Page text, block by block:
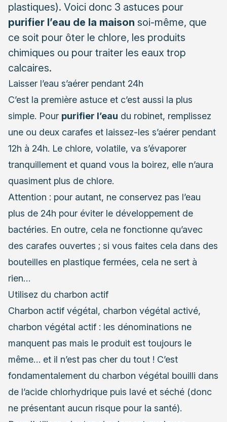
plastiques). Voici donc 3 astuces pour
purifier l’eau de la maison soi-même, que
ce soit pour ôter le chlore, les produits
chimiques ou pour traiter les eaux trop
calcaires.
Laisser l’eau s’aérer pendant 24h
C’est la première astuce et c’est aussi la plus
simple. Pour purifier l’eau du robinet, remplissez
une ou deux carafes et laissez-les s’aérer pendant
12h à 24h. Le chlore, volatile, va s’évaporer
tranquillement et quand vous la boirez, elle n’aura
quasiment plus de chlore.
Attention : pour autant, ne conservez pas l’eau
plus de 24h pour éviter le développement de
bactéries. En outre, cela ne fonctionne qu’avec
des carafes ouvertes ; si vous faites cela dans des
bouteilles en plastique fermées, cela ne sert à
rien…
Utilisez du charbon actif
Charbon actif végétal, charbon végétal activé,
charbon végétal actif : les dénominations ne
manquent pas mais le produit est toujours le
même… et il n’est pas cher du tout ! C’est
fondamentalement du charbon végétal bouilli dans
de l’acide chlorhydrique puis lavé et séché (donc
ne présentant aucun risque pour la santé).